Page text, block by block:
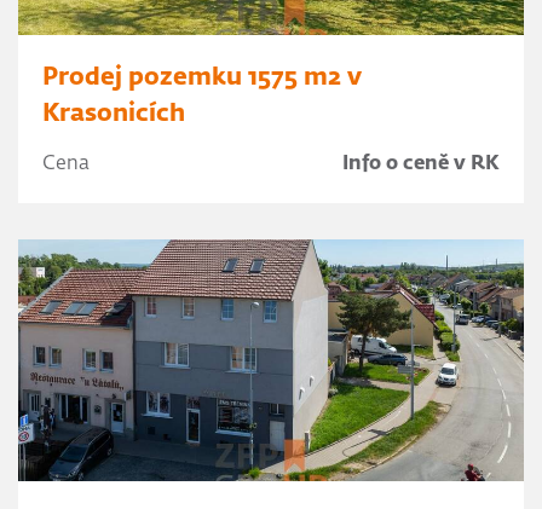
Prodej pozemku 1575 m2 v
Krasonicích
Cena Info o ceně v RK